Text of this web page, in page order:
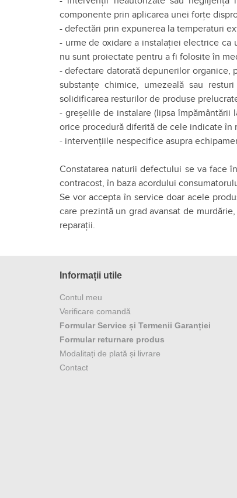
componente prin aplicarea unei forțe
- defectări prin expunerea la temperaturi
- urme de oxidare a instalației electrice
nu sunt proiectate pentru a fi folosite în
- defectare datorată depunerilor organice,
substanțe chimice, umezeală sau
solidificarea resturilor de produse
- greșelile de instalare (lipsa
orice procedură diferită de cele indicate în
- intervențiile nespecifice asupra
Constatarea naturii defectului se va face
contracost, în baza acordului
Se vor accepta în service doar acele
care prezintă un grad avansat de
reparații.
Informații utile
Contul meu
Verificare comandă
Formular Service și Termenii Garanției
Formular returnare produs
Modalitați de plată și livrare
Contact